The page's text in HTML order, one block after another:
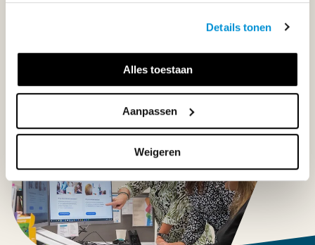
Details tonen
Alles toestaan
Aanpassen
Weigeren
Neem contact op